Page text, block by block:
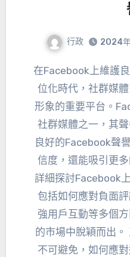
行政 2024
在Facebook上維護良好聲譽的策略 在當今數
位化時代，社群媒
形象的重要平台。
社群媒體之一，其
良好的Facebook聲
信度，還能吸引更
詳細探討Facebook
包括如何應對負面
強用戶互動等多個
的市場中脫穎而出
不可避免，如何應